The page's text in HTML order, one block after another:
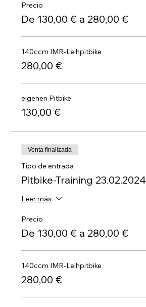
Precio
De 130,00 € a 280,00 €
140ccm IMR-Leihpitbike
280,00 €
eigenen Pitbike
130,00 €
Venta finalizada
Tipo de entrada
Pitbike-Training 23.02.2024
Leer más
Precio
De 130,00 € a 280,00 €
140ccm IMR-Leihpitbike
280,00 €